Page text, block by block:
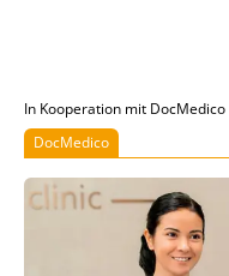
In Kooperation mit DocMedico
DocMedico